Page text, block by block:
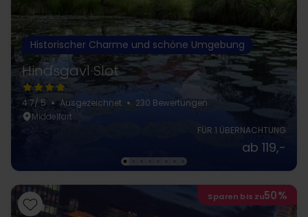
Historischer Charme und schöne Umgebung
Hindsgavl Slot
4.7/ 5 Ausgezeichnet
230 Bewertungen
Middelfart
FÜR 1 ÜBERNACHTUNG
ab 119,-
Sparen bis zu50%